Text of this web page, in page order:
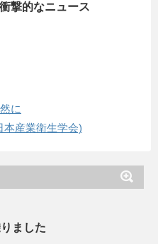
撃的なニュース
に
本産業衛生学会)
ました